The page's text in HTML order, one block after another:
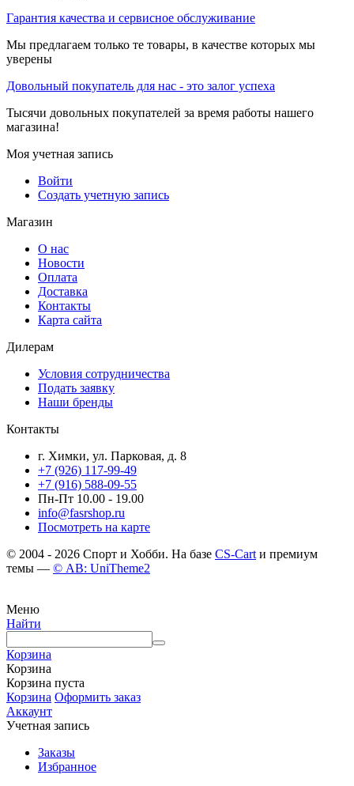
Гарантия качества и сервисное обслуживание
Мы предлагаем только те товары, в качестве которых мы
уверены
Довольный покупатель для нас - это залог успеха
Тысячи довольных покупателей за время работы нашего
магазина!
Моя учетная запись
Войти
Создать учетную запись
Магазин
О нас
Новости
Оплата
Доставка
Контакты
Карта сайта
Дилерам
Условия сотрудничества
Подать заявку
Наши бренды
Контакты
г. Химки, ул. Парковая, д. 8
+7 (926) 117-99-49
+7 (916) 588-09-55
Пн-Пт 10.00 - 19.00
info@fasrshop.ru
Посмотреть на карте
© 2004 - 2026 Спорт и Хобби. На базе CS-Cart и премиум
темы — © AB: UniTheme2
Меню
Найти
Корзина
Корзина
Корзина пуста
Корзина Оформить заказ
Аккаунт
Учетная запись
Заказы
Избранное